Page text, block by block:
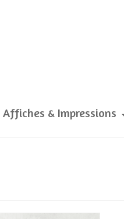
Affiches & Impressions